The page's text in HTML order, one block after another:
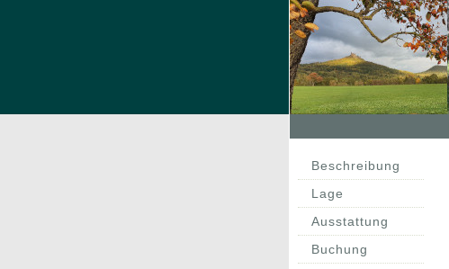
Beschreibung
Lage
Ausstattung
Buchung